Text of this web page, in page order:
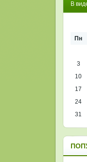
В
Пн
3
10
17
24
31